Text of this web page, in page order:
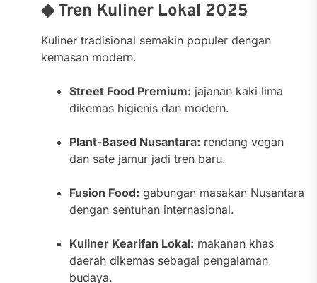
◆ Tren Kuliner Lokal 2025
Kuliner tradisional semakin populer dengan
kemasan modern.
Street Food Premium: jajanan kaki lima
dikemas higienis dan modern.
Plant-Based Nusantara: rendang vegan
dan sate jamur jadi tren baru.
Fusion Food: gabungan masakan Nusantara
dengan sentuhan internasional.
Kuliner Kearifan Lokal: makanan khas
daerah dikemas sebagai pengalaman
budaya.